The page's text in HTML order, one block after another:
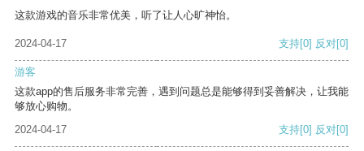
这款游戏的音乐非常优美，听了让人心旷神怡。
2024-04-17 支持[0] 反对[0]
游客
这款app的售后服务非常完善，遇到问题总是能够得到妥善解决，让我能
够放心购物。
2024-04-17
支持[0] 反对[0]